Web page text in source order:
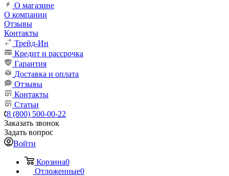
О магазине
О компании
Отзывы
Контакты
Трейд-Ин
Кредит и рассрочка
Гарантия
Доставка и оплата
Отзывы
Контакты
Статьи
8 (800) 500-00-22
Заказать звонок
Задать вопрос
Войти
Корзина0
Отложенные0